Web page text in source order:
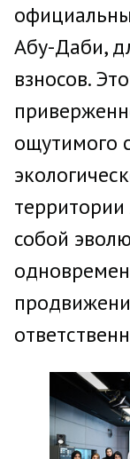
Абу-Даби,
взносов.
ощутимого
собой